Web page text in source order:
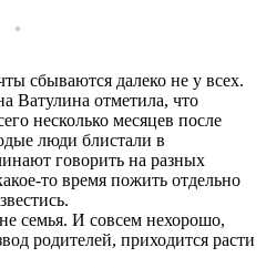
сбываются далеко не у всех.
Ватулина отметила, что
несколько месяцев после
люди блистали в
говорить на разных
то время пожить отдельно
семья. И совсем нехорошо,
родителей, приходится расти